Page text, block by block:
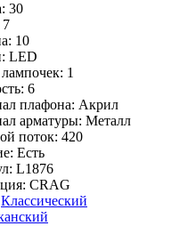
30
10
LED
1
6
плафона: Акрил
арматуры: Металл
поток: 420
Есть
L1876
CRAG
Классический